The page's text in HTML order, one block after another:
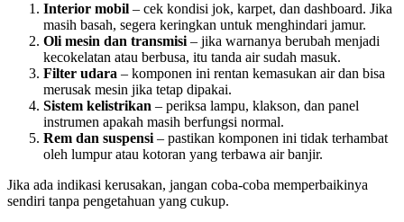
Interior mobil – cek kondisi jok, karpet, dan dashboard. Jika
masih basah, segera keringkan untuk menghindari jamur.
Oli mesin dan transmisi – jika warnanya berubah menjadi
kecokelatan atau berbusa, itu tanda air sudah masuk.
Filter udara – komponen ini rentan kemasukan air dan bisa
merusak mesin jika tetap dipakai.
Sistem kelistrikan – periksa lampu, klakson, dan panel
instrumen apakah masih berfungsi normal.
Rem dan suspensi – pastikan komponen ini tidak terhambat
oleh lumpur atau kotoran yang terbawa air banjir.
Jika ada indikasi kerusakan, jangan coba-coba memperbaikinya
sendiri tanpa pengetahuan yang cukup.